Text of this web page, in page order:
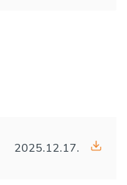
2025.12.17.